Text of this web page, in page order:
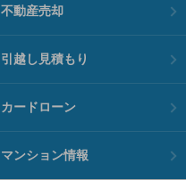
不動産売却
引越し見積もり
カードローン
マンション情報